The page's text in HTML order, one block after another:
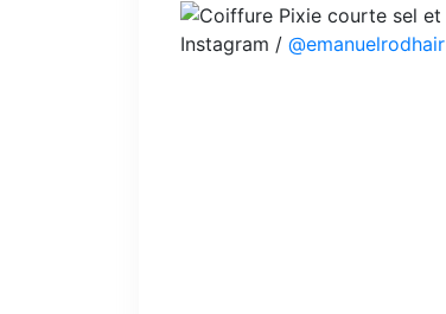
Instagram / @emanuelrodhair